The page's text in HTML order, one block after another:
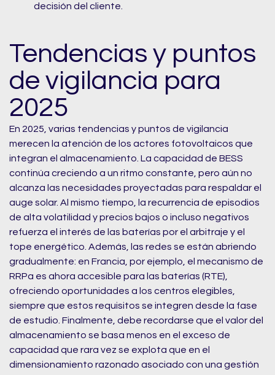
decisión del cliente.
Tendencias y puntos
de vigilancia para
2025
En 2025, varias tendencias y puntos de vigilancia
merecen la atención de los actores fotovoltaicos que
integran el almacenamiento. La capacidad de BESS
continúa creciendo a un ritmo constante, pero aún no
alcanza las necesidades proyectadas para respaldar el
auge solar. Al mismo tiempo, la recurrencia de episodios
de alta volatilidad y precios bajos o incluso negativos
refuerza el interés de las baterías por el arbitraje y el
tope energético. Además, las redes se están abriendo
gradualmente: en Francia, por ejemplo, el mecanismo de
RRPa es ahora accesible para las baterías (RTE),
ofreciendo oportunidades a los centros elegibles,
siempre que estos requisitos se integren desde la fase
de estudio. Finalmente, debe recordarse que el valor del
almacenamiento se basa menos en el exceso de
capacidad que rara vez se explota que en el
dimensionamiento razonado asociado con una gestión